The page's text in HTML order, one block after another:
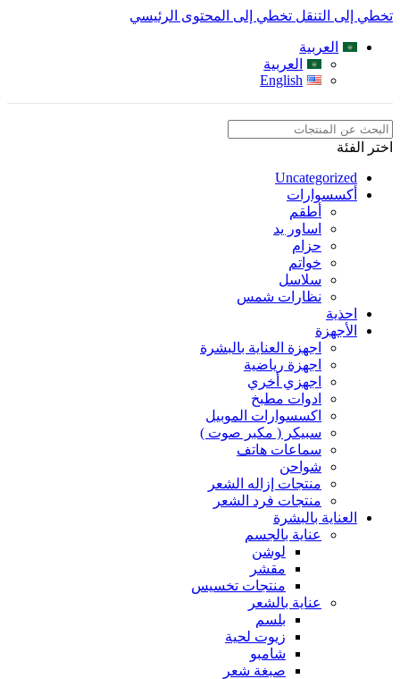
تخطي إلى التنقل تخطي إلى المحتوى الرئيسي
العربية
العربية
English
اختر الفئة
Uncategorized
أكسسوارات
أطقم
اساور يد
حزام
خواتم
سلاسل
نظارات شمس
احذية
الأجهزة
اجهزة العناية بالبشرة
اجهزة رياضية
اجهزي أخري
ادوات مطبخ
اكسسوارات الموبيل
سبيكر ( مكبر صوت )
سماعات هاتف
شواحن
منتجات إزاله الشعر
منتجات فرد الشعر
العناية بالبشرة
عناية بالجسم
لوشن
مقشر
منتجات تخسيس
عناية بالشعر
بلسم
زيوت لحية
شامبو
صبغة شعر